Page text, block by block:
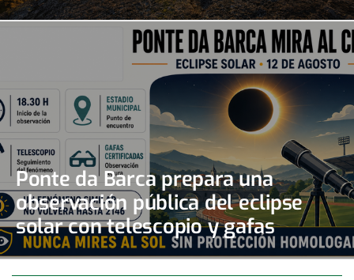
Ponte da Barca prepara una
observación pública del eclipse
solar con telescopio y gafas
certificadas